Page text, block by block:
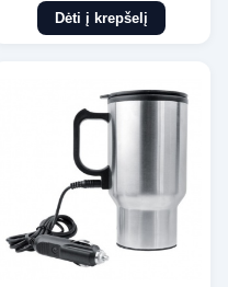
Dėti į krepšelį